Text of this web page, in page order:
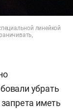
линейкой
убрать
иметь